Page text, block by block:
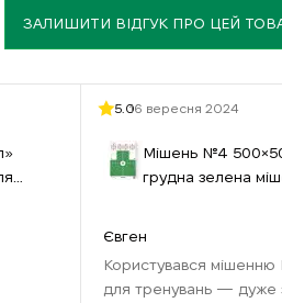
ЗАЛИШИТИ ВІДГУК ПРО ЦЕЙ
5.016 вересня 2024
Мішень №4
грудна зелена
Євген
Користувався
для тренувань — дуже